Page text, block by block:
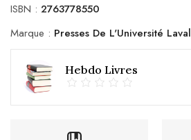
ISBN : 2763778550
Marque : Presses De L'Université Laval
Hebdo Livres